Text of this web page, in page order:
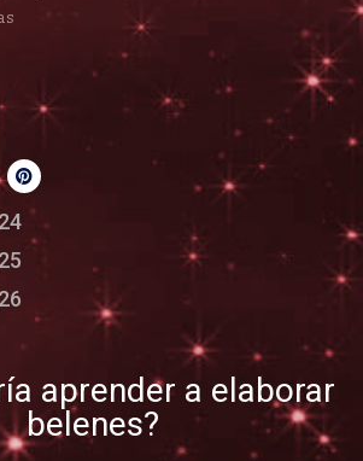
aprender a elaborar
belenes?